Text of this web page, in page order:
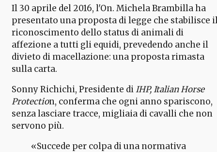
Il 30 aprile del 2016, l'On. Michela Brambilla ha
presentato una proposta di legge che stabilisce
riconoscimento dello status di animali di
affezione a tutti gli equidi, prevedendo anche il
divieto di macellazione: una proposta rimasta
sulla carta.
Sonny Richichi, Presidente diIHP, Italian Horse
Protection, conferma che ogni anno spariscono,
senza lasciare tracce, migliaia di cavalli che non
servono più.
«Succede per colpa di una normativa